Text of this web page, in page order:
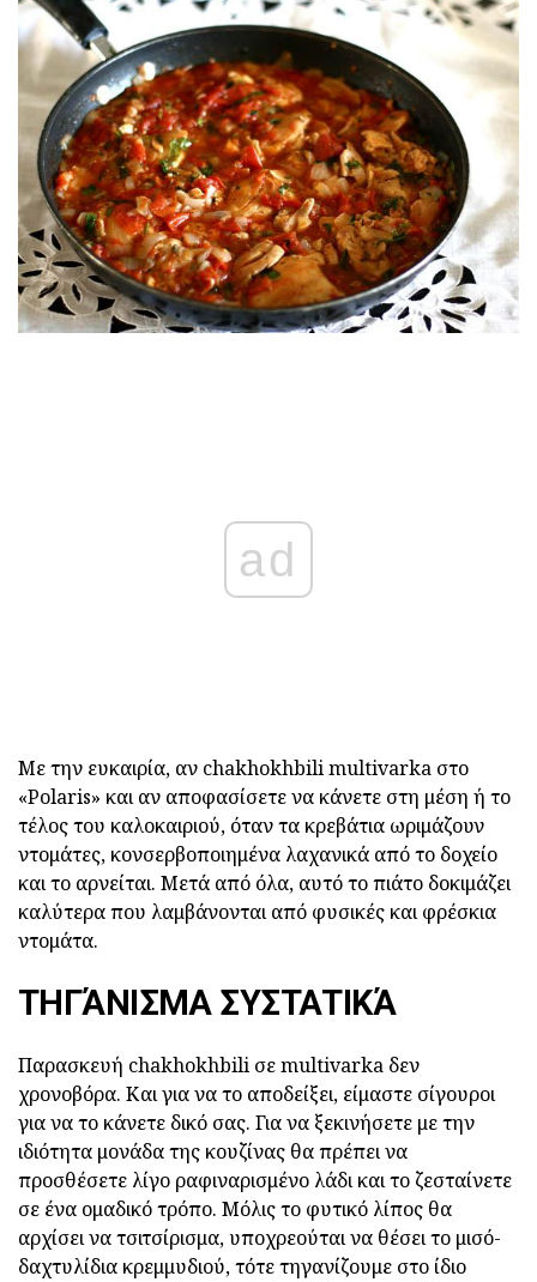
ad
Με την ευκαιρία, αν chakhokhbili multivarka στο
«Polaris» και αν αποφασίσετε να κάνετε στη μέση ή το
τέλος του καλοκαιριού, όταν τα κρεβάτια ωριμάζουν
ντομάτες, κονσερβοποιημένα λαχανικά από το δοχείο
και το αρνείται. Μετά από όλα, αυτό το πιάτο δοκιμάζει
καλύτερα που λαμβάνονται από φυσικές και φρέσκια
ντομάτα.
ΤΗΓΆΝΙΣΜΑ ΣΥΣΤΑΤΙΚΆ
Παρασκευή chakhokhbili σε multivarka δεν
χρονοβόρα. Και για να το αποδείξει, είμαστε σίγουροι
για να το κάνετε δικό σας. Για να ξεκινήσετε με την
ιδιότητα μονάδα της κουζίνας θα πρέπει να
προσθέσετε λίγο ραφιναρισμένο λάδι και το ζεσταίνετε
σε ένα ομαδικό τρόπο. Μόλις το φυτικό λίπος θα
αρχίσει να τσιτσίρισμα, υποχρεούται να θέσει το μισό-
δαχτυλίδια κρεμμυδιού, τότε τηγανίζουμε στο ίδιο